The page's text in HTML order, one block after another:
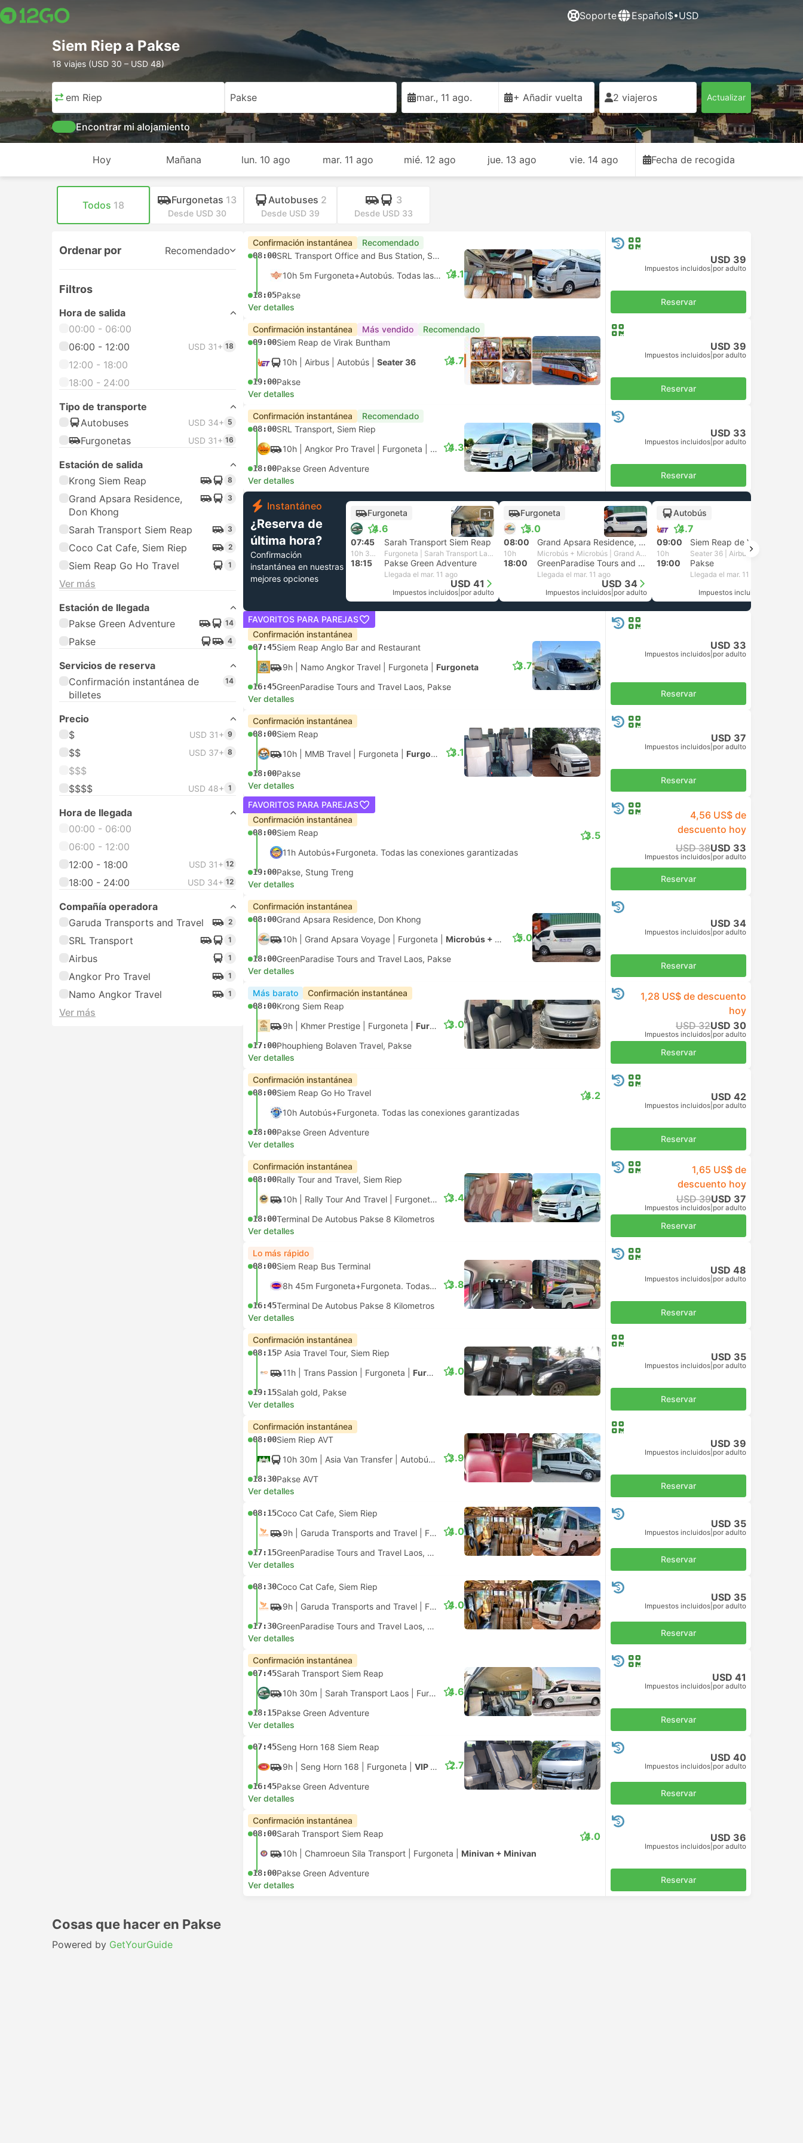
Soporte Español$•USD
Siem Riep a Pakse
18 viajes (USD 30 – USD 48)
Siem Riep Pakse mar., 11 ago. + Añadir vuelta 2 viajeros Actualizar
Encontrar mi alojamiento
Hoy Mañana lun. 10 ago mar. 11 ago mié. 12 ago jue. 13 ago vie. 14 ago Fecha de recogida
Todos 18 Furgonetas 13
Desde USD 30
Autobuses 2
Desde USD 39
3
Desde USD 33
Ordenar por Recomendado
Filtros
Hora de salida
00:00 - 06:00
06:00 - 12:00
USD 31+ 18
12:00 - 18:00
18:00 - 24:00
Tipo de transporte
Autobuses
USD 34+ 5
Furgonetas USD 31+ 16
Estación de salida
Krong Siem Reap
8
Grand Apsara Residence,
Don Khong
3
Sarah Transport Siem Reap 3
Coco Cat Cafe, Siem Riep 2
Siem Reap Go Ho Travel 1
Ver más
Estación de llegada
Pakse Green Adventure
14
Pakse 4
Servicios de reserva
Confirmación instantánea de
billetes
14
Precio
$
USD 31+ 9
$$ USD 37+ 8
$$$
$$$$
USD 48+ 1
Hora de llegada
00:00 - 06:00
06:00 - 12:00
12:00 - 18:00
USD 31+ 12
18:00 - 24:00 USD 34+ 12
Compañía operadora
Garuda Transports and Travel
2
SRL Transport 1
Airbus 1
Angkor Pro Travel 1
Namo Angkor Travel 1
Ver más
Confirmación instantánea Recomendado
08:00
SRL Transport Office and Bus Station, Siem Riep
10h 5m Furgoneta+Autobús. Todas las conexiones garantizadas
18:05Pakse
4.1
Ver detalles
USD 39
Impuestos incluidos por adulto
Reservar
Confirmación instantánea Más vendido Recomendado
09:00Siem Reap de Virak Buntham
10h | Airbus Autobús Seater 36
19:00Pakse
4.7
Ver detalles
USD 39
Impuestos incluidos por adulto
Reservar
Confirmación instantánea Recomendado
08:00SRL Transport, Siem Riep
10h | Angkor Pro Travel Furgoneta Furgoneta
18:00Pakse Green Adventure
4.3
Ver detalles
USD 33
Impuestos incluidos por adulto
Reservar
Instantáneo
¿Reserva de
última hora?
Confirmación
instantánea en nuestras
mejores opciones
Furgoneta
4.6
+1
07:45 Sarah Transport Siem Reap
10h 30m Furgoneta | Sarah Transport Laos
18:15 Pakse Green Adventure
Llegada el mar. 11 ago
USD 41
Impuestos incluidos por adulto
Furgoneta
5.0
08:00 Grand Apsara Residence, Don Khong
10h Microbús + Microbús | Grand Apsara Voyage
18:00 GreenParadise Tours and Travel Laos, Pakse
Llegada el mar. 11 ago
USD 34
Impuestos incluidos por adulto
Autobús
4.7
09:00
10h Seater 36 | Airbus
19:00 Pakse
Llegada el mar. 11 ago
Impuestos incluidos
FAVORITOS PARA PAREJAS
Confirmación instantánea
07:45Siem Reap Anglo Bar and Restaurant
9h | Namo Angkor Travel Furgoneta Furgoneta
16:45GreenParadise Tours and Travel Laos, Pakse
3.7
Ver detalles
USD 33
Impuestos incluidos por adulto
Reservar
Confirmación instantánea
08:00Siem Reap
10h | MMB Travel Furgoneta Furgoneta
18:00Pakse
3.1
Ver detalles
USD 37
Impuestos incluidos por adulto
Reservar
FAVORITOS PARA PAREJAS
Confirmación instantánea
08:00Siem Reap
11h Autobús+Furgoneta. Todas las conexiones garantizadas
19:00Pakse, Stung Treng
3.5
Ver detalles
4,56 US$ de
descuento hoy
USD 38USD 33
Impuestos incluidos por adulto
Reservar
Confirmación instantánea
08:00Grand Apsara Residence, Don Khong
10h | Grand Apsara Voyage Furgoneta Microbús + Microbús
18:00GreenParadise Tours and Travel Laos, Pakse
5.0
Ver detalles
USD 34
Impuestos incluidos por adulto
Reservar
Más barato Confirmación instantánea
08:00Krong Siem Reap
9h | Khmer Prestige Furgoneta Furgoneta
17:00Phouphieng Bolaven Travel, Pakse
3.0
Ver detalles
1,28 US$ de descuento
hoy
USD 32USD 30
Impuestos incluidos por adulto
Reservar
Confirmación instantánea
08:00Siem Reap Go Ho Travel
10h Autobús+Furgoneta. Todas las conexiones garantizadas
18:00Pakse Green Adventure
4.2
Ver detalles
USD 42
Impuestos incluidos por adulto
Reservar
Confirmación instantánea
08:00Rally Tour and Travel, Siem Riep
10h | Rally Tour And Travel Furgoneta | Furgoneta
18:00Terminal De Autobus Pakse 8 Kilometros
3.4
Ver detalles
1,65 US$ de
descuento hoy
USD 39USD 37
Impuestos incluidos por adulto
Reservar
Lo más rápido
08:00Siem Reap Bus Terminal
8h 45m Furgoneta+Furgoneta. Todas las conexiones garantizadas
16:45Terminal De Autobus Pakse 8 Kilometros
3.8
Ver detalles
USD 48
Impuestos incluidos por adulto
Reservar
Confirmación instantánea
08:15P Asia Travel Tour, Siem Riep
11h | Trans Passion Furgoneta Furgoneta
19:15Salah gold, Pakse
4.0
Ver detalles
USD 35
Impuestos incluidos por adulto
Reservar
Confirmación instantánea
08:00Siem Riep AVT
10h 30m | Asia Van Transfer Autobús | Regional para 14 personas
18:30Pakse AVT
3.9
Ver detalles
USD 39
Impuestos incluidos por adulto
Reservar
08:15Coco Cat Cafe, Siem Riep
9h | Garuda Transports and Travel Furgoneta |Furgoneta
17:15 GreenParadise Tours and Travel Laos, Pakse
4.0
Ver detalles
USD 35
Impuestos incluidos por adulto
Reservar
08:30Coco Cat Cafe, Siem Riep
9h | Garuda Transports and Travel Furgoneta |Furgoneta
17:30 GreenParadise Tours and Travel Laos, Pakse
4.0
Ver detalles
USD 35
Impuestos incluidos por adulto
Reservar
Confirmación instantánea
07:45Sarah Transport Siem Reap
10h 30m | Sarah Transport Laos Furgoneta |Furgoneta
18:15Pakse Green Adventure
4.6
Ver detalles
USD 41
Impuestos incluidos por adulto
Reservar
07:45Seng Horn 168 Siem Reap
9h | Seng Horn 168 Furgoneta VIP Minivan
16:45Pakse Green Adventure
2.7
Ver detalles
USD 40
Impuestos incluidos por adulto
Reservar
Confirmación instantánea
08:00Sarah Transport Siem Reap
10h | Chamroeun Sila Transport Furgoneta Minivan + Minivan
18:00Pakse Green Adventure
4.0
Ver detalles
USD 36
Impuestos incluidos por adulto
Reservar
Cosas que hacer en Pakse
Powered by GetYourGuide